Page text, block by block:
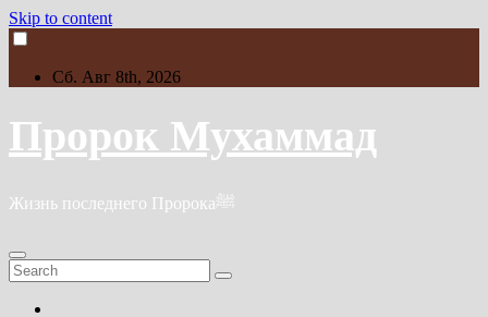
Skip to content
Сб. Авг 8th, 2026
Пророк Мухаммад
Жизнь последнего Пророкаﷺ